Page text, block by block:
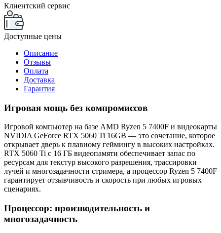
Клиентский сервис
Доступные цены
Описание
Отзывы
Оплата
Доставка
Гарантия
Игровая мощь без компромиссов
Игровой компьютер на базе AMD Ryzen 5 7400F и видеокарты
NVIDIA GeForce RTX 5060 Ti 16GB — это сочетание, которое
открывает дверь к плавному геймингу в высоких настройках.
RTX 5060 Ti с 16 ГБ видеопамяти обеспечивает запас по
ресурсам для текстур высокого разрешения, трассировки
лучей и многозадачности стримера, а процессор Ryzen 5 7400F
гарантирует отзывчивость и скорость при любых игровых
сценариях.
Процессор: производительность и
многозадачность